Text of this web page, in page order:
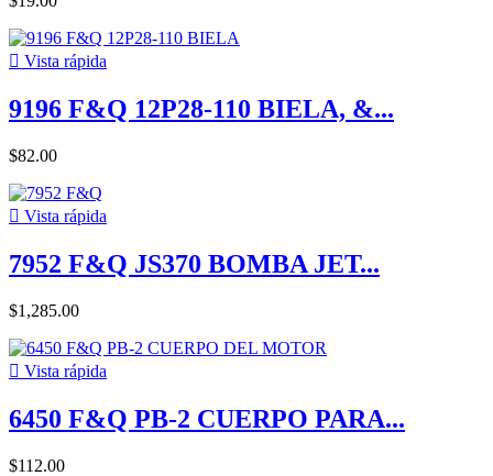
 Vista rápida
9196 F&Q 12P28-110 BIELA, &...
$82.00
 Vista rápida
7952 F&Q JS370 BOMBA JET...
$1,285.00
 Vista rápida
6450 F&Q PB-2 CUERPO PARA...
$112.00